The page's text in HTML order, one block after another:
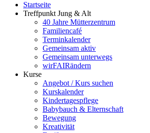
Startseite
Treffpunkt Jung & Alt
40 Jahre Mütterzentrum
Familiencafé
Terminkalender
Gemeinsam aktiv
Gemeinsam unterwegs
wirFAIRändern
Kurse
Angebot / Kurs suchen
Kurskalender
Kindertagespflege
Babybauch & Elternschaft
Bewegung
Kreativität